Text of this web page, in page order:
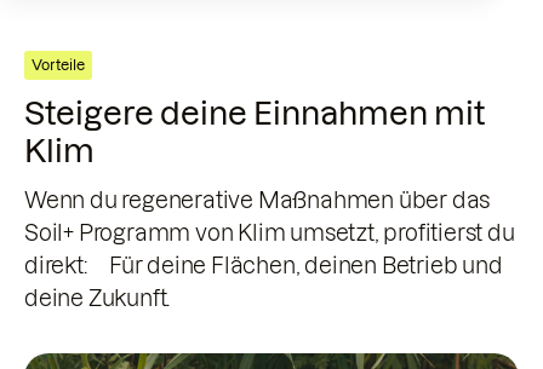
Vorteile
Steigere deine Einnahmen mit
Klim
Wenn du regenerative Maßnahmen über das
Soil+ Programm von Klim umsetzt, profitierst du
direkt: Für deine Flächen, deinen Betrieb und
deine Zukunft.